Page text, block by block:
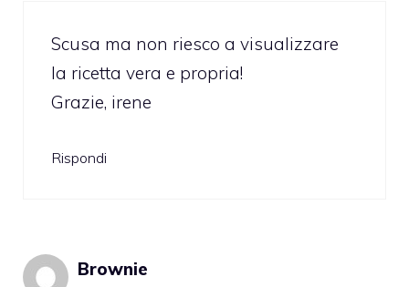
Scusa ma non riesco a visualizzare
la ricetta vera e propria!
Grazie, irene
Rispondi
Brownie